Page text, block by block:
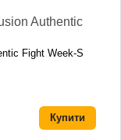
Fight Week-S
Купити